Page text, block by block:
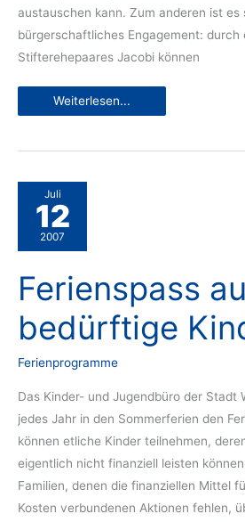
austauschen kann. Zum anderen ist es
bürgerschaftliches Engagement: durch
Stifterehepaares Jacobi können
Bücher
Weiterlesen...
Juli
12
2007
Ferienspass
bedürftige
Ferienprogramme
Das Kinder- und Jugendbüro der Stadt
jedes Jahr in den Sommerferien den
können etliche Kinder teilnehmen,
eigentlich nicht finanziell leisten
Familien, denen die finanziellen Mittel
Kosten verbundenen Aktionen fehlen,